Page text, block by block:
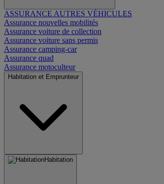
ASSURANCE AUTRES VÉHICULES
Assurance nouvelles mobilités
Assurance voiture de collection
Assurance voiture sans permis
Assurance camping-car
Assurance quad
Assurance motoculteur
Habitation et Emprunteur
Habitation